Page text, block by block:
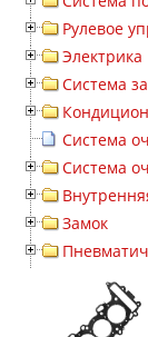
Рулевое
Электрика
Система
Система
Система
Замок